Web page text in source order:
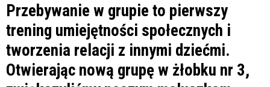
Przebywanie w grupie to pierwszy
trening umiejętności społecznych i
tworzenia relacji z innymi dziećmi.
Otwierając nową grupę w żłobku nr 3,